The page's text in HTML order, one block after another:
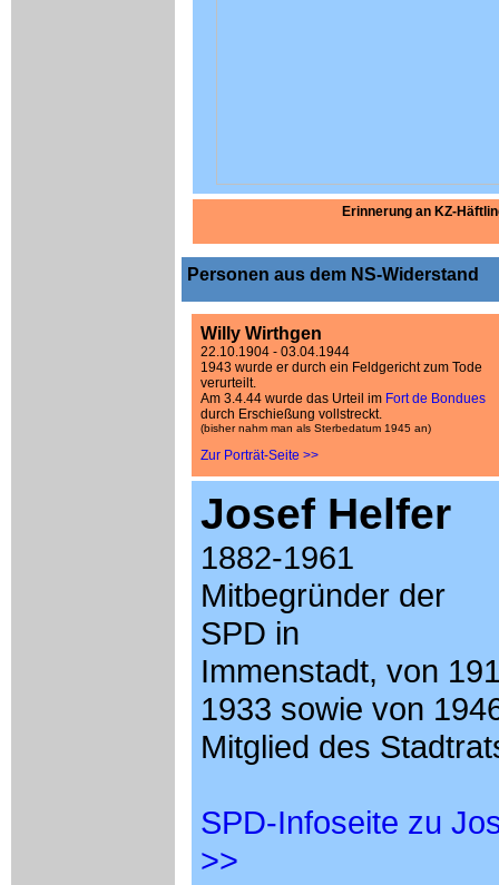
Erinnerung an KZ-
Personen aus dem NS-Widerstand
Willy Wirthgen
22.10.1904 - 03.04.1944
1943 wurde er durch ein Feldgericht zum Tode
verurteilt.
Am 3.4.44 wurde das Urteil im Fort de Bondues
durch Erschießung vollstreckt.
(bisher nahm man als Sterbedatum 1945 an)
Zur Porträt-Seite >>
Josef Helfer
1882-1961
Mitbegründer der
SPD in
Immenstadt, von
1933 sowie von
Mitglied des
SPD-Infoseite zu
>>